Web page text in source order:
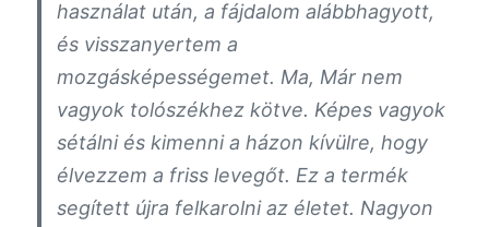
használat után, a fájdalom alábbhagyott,
és visszanyertem a
mozgásképességemet. Ma, Már nem
vagyok tolószékhez kötve. Képes vagyok
sétálni és kimenni a házon kívülre, hogy
élvezzem a friss levegőt. Ez a termék
segített újra felkarolni az életet. Nagyon